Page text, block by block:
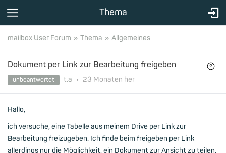
Thema
mailbox User Forum Thema Allgemeines
Dokument per Link zur Bearbeitung freigeben
unbeantwortet t.a • 23 Monaten her
Hallo,
ich versuche, eine Tabelle aus meinem Drive per Link zur
Bearbeitung freizugeben. Ich finde beim freigeben per Link
allerdings nur die Möglichkeit, ein Dokument zur Ansicht zu teilen.